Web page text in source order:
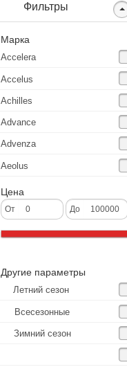
Фильтры
Марка
Accelera
Accelus
Achilles
Advance
Advenza
Aeolus
Agate
Agrica
Alliance
Altura
Amberstone
Amtel
Anjie
Цена
От До
Другие параметры
Летний сезон
Всесезонные
Зимний сезон